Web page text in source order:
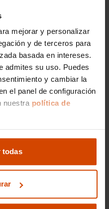
mejorar y personalizar
y de terceros para
basada en intereses.
admites su uso. Puedes
y cambiar la
el panel de configuración
nuestra política de
todas
de los
en una ciudad donde
por vehículos
los Aiways. La
ha crecido, y los
un coche de estas
de segunda mano. El
de segunda mano
a 30,000 euros,
características
equipamiento y